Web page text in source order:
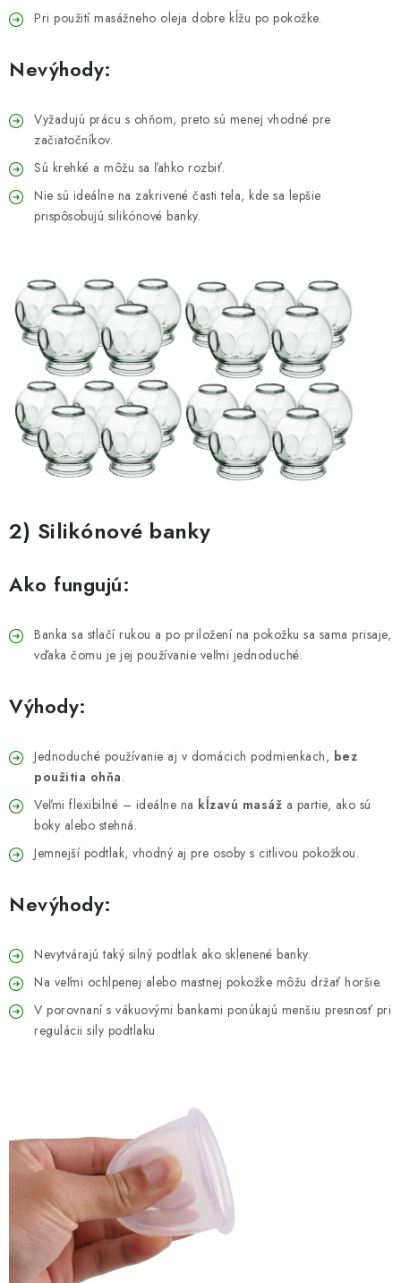
Pri použití masážneho oleja dobre kĺžu po pokožke.
Nevýhody:
Vyžadujú prácu s ohňom, preto sú menej vhodné pre
začiatočníkov.
Sú krehké a môžu sa ľahko rozbiť.
Nie sú ideálne na zakrivené časti tela, kde sa lepšie
prispôsobujú silikónové banky.
2) Silikónové banky
Ako fungujú:
Banka sa stlačí rukou a po priložení na pokožku sa sama prisaje,
vďaka čomu je jej používanie veľmi jednoduché.
Výhody:
Jednoduché používanie aj v domácich podmienkach, bez
použitia ohňa.
Veľmi flexibilné – ideálne na kĺzavú masáž a partie, ako sú
boky alebo stehná.
Jemnejší podtlak, vhodný aj pre osoby s citlivou pokožkou.
Nevýhody:
Nevytvárajú taký silný podtlak ako sklenené banky.
Na veľmi ochlpenej alebo mastnej pokožke môžu držať horšie.
V porovnaní s vákuovými bankami ponúkajú menšiu presnosť pri
regulácii sily podtlaku.